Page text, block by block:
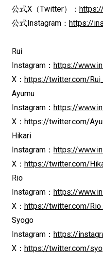
公式X（Twitter）：
公式Instagram： https://
Rui
Instagram： https://
X： https://twitter.com/
Ayumu
Instagram： https://
X： https://twitter.com/
Hikari
Instagram： https://
X： https://twitter.com/
Rio
Instagram： https://
X： https://twitter.com/
Syogo
Instagram： https://
X： https://twitter.com/